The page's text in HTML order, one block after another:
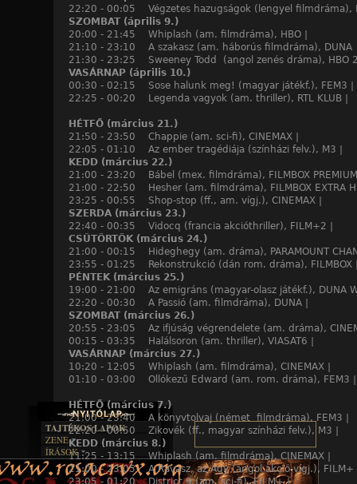
22:20 - 00:05 Végzetes hazugságok (lengyel filmdráma),
SZOMBAT (április 9.)
20:00 - 21:45 Whiplash (am. filmdráma), HBO |
21:10 - 23:10 A szakasz (am. háborús filmdráma),
21:30 - 23:25 Sweeney Todd (angol zenés dráma), HBO
VASÁRNAP (április 10.)
00:30 - 02:15 Sose halunk meg! (magyar játékf.), FEM3 |
22:25 - 00:20 Legenda vagyok (am. thriller), RTL KLUB |
HÉTFŐ (március 21.)
21:50 - 23:50 Chappie (am. sci-fi), CINEMAX |
22:05 - 01:10 Az ember tragédiája (színházi felv.), M3 |
KEDD (március 22.)
21:00 - 23:20 Bábel (mex. filmdráma), FILMBOX
21:00 - 22:50 Hesher (am. filmdráma), FILMBOX EXTRA
23:25 - 00:55 Shop-stop (ff., am. vígj.), CINEMAX |
SZERDA (március 23.)
22:40 - 00:35 Vidocq (francia akcióthriller), FILM+2 |
CSÜTÖRTÖK (március 24.)
21:00 - 00:15 Hideghegy (am. dráma), PARAMOUNT
23:55 - 01:25 Rekonstrukció (dán rom. dráma), FILMBOX
PÉNTEK (március 25.)
19:00 - 21:00 Az emigráns (magyar-olasz játékf.), DUNA
22:20 - 00:30 A Passió (am. filmdráma), DUNA |
SZOMBAT (március 26.)
20:55 - 23:05 Az ifjúság végrendelete (am. dráma),
00:15 - 03:35 Halálsoron (am. thriller), VIASAT6 |
VASÁRNAP (március 27.)
10:20 - 12:05 Whiplash (am. filmdráma), CINEMAX |
01:10 - 03:00 Ollókezű Edward (am. rom. dráma), FEM3 |
HÉTFŐ (március 7.)
21:00 - 23:40 A könyvtolvaj (német filmdráma), FEM3 |
22:20 - 00:50 Zikovék (ff., magyar színházi felv.), M3 |
KEDD (március 8.)
11:25 - 13:15 Whiplash (am. filmdráma), CINEMAX |
21:00 - 23:05 A Ravasz, az Agy (angol akció-vígj.), FILM+
23:05 - 01:20 District 9 (am. sci-fi), FILM+ |
TAJTÉKOS LAPOK
ZENE
EGYÜTTESEK
INTERJÚK
ÍRÁSOK
IRODALOM
FILM
BOSZORKÁNYKONYHA
FEKETE HUMOR